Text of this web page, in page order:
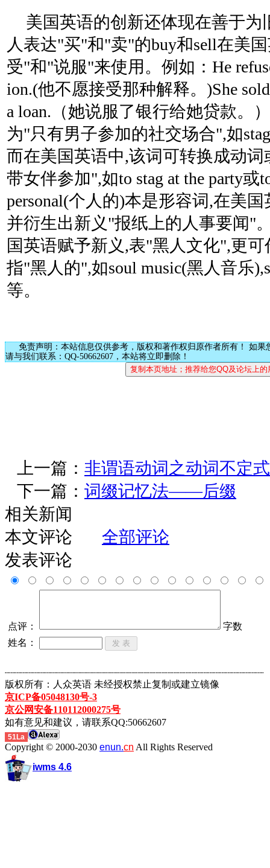
美国英语的创新还体现在善于为
人表达"买"和"卖"的buy和sell在美
受"和"说服"来使用。例如：He
ion.(他不愿接受那种解释。)She
a loan.（她说服了银行给她贷款。
为"只有男子参加的社交场合",如stag
而在美国英语中,该词可转换成动
带女伴参加",如to stag at the party或
personal(个人的)本是形容词,在美
并衍生出新义"报纸上的人事要闻"
国英语赋予新义,表"黑人文化",更
指"黑人的",如soul music(黑人音乐
等。
免责声明：本站信息仅供参考，版权和著作权归原作者所有！ 如果
请与我们联系：QQ-50662607，本站将立即删除！
上一篇： 非谓语动词之动词不定
下一篇： 词缀记忆法――后缀
相关新闻
本文评论
全部评论
发表评论
点评：
字数
姓名：
┈┈┈┈┈┈┈┈┈┈┈┈┈┈┈┈┈┈┈┈┈┈┈┈┈┈┈┈┈┈┈┈┈┈┈┈┈┈┈┈┈┈┈
版权所有：人众英语 未经授权禁止复制或建立镜像
京ICP备05048130号-3
京公网安备110112000275号
如有意见和建议，请联系QQ:50662607
51La
Copyright © 2000-2030 enun.cn All Rights Reserved
iwms 4.6